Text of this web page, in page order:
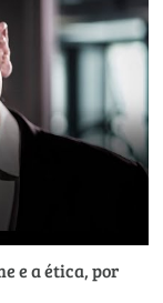
e a ética, por